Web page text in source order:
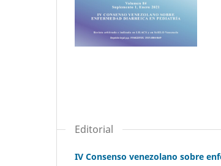
Editorial
IV Consenso venezolano sobre